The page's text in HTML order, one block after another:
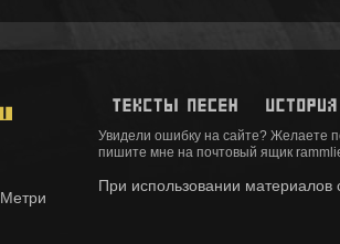
Увидели ошибку на сайте? Желаете
пишите мне на почтовый ящик
При использовании материалов